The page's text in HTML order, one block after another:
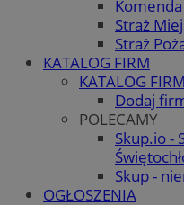
Straż
Straż
KATALOG FIRM
KATALOG FIRM
Dodaj
POLECAMY
Skup.io -
Skup -
OGŁOSZENIA